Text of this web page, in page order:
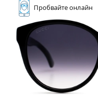
Пробвайтеонлайн